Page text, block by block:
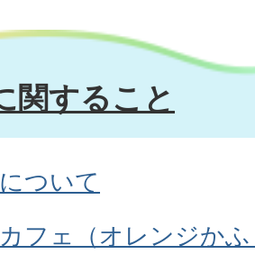
関すること
ついて
フェ（オレンジか